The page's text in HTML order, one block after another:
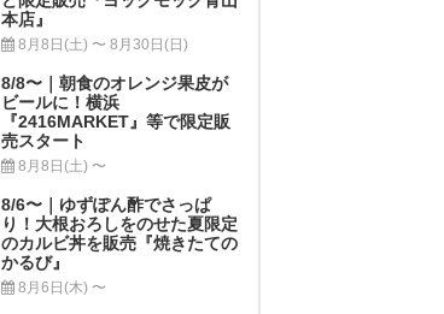
本店』
8月8日(土) 〜 8月30日(日)
8/8〜｜朝食のオレンジ果皮が
ビールに！横浜
『2416MARKET』等で限定販
売スタート
8月8日(土) 〜
8/6〜｜ゆずぽん酢でさっぱ
り！大根おろしをのせた夏限定
のカルビ丼を販売『焼きたての
かるび』
8月6日(木) 〜